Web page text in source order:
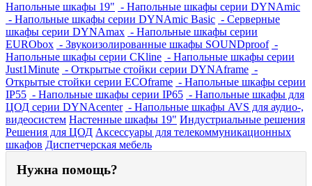
Напольные шкафы 19" - Напольные шкафы серии DYNAmic
- Напольные шкафы серии DYNAmic Basic - Серверные
шкафы серии DYNAmax - Напольные шкафы серии
EURObox - Звукоизолированные шкафы SOUNDproof -
Напольные шкафы серии CKline - Напольные шкафы серии
Just1Minute - Открытые стойки серии DYNAframe -
Открытые стойки серии ECOframe - Напольные шкафы серии
IP55 - Напольные шкафы серии IP65 - Напольные шкафы для
ЦОД серии DYNAcenter - Напольные шкафы AVS для аудио-,
видеосистем Настенные шкафы 19" Индустриальные решения
Решения для ЦОД Аксессуары для телекоммуникационных
шкафов Диспетчерская мебель
Нужна помощь?